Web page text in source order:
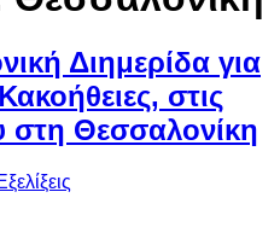
Διημερίδα για
στις
στη Θεσσαλονίκη